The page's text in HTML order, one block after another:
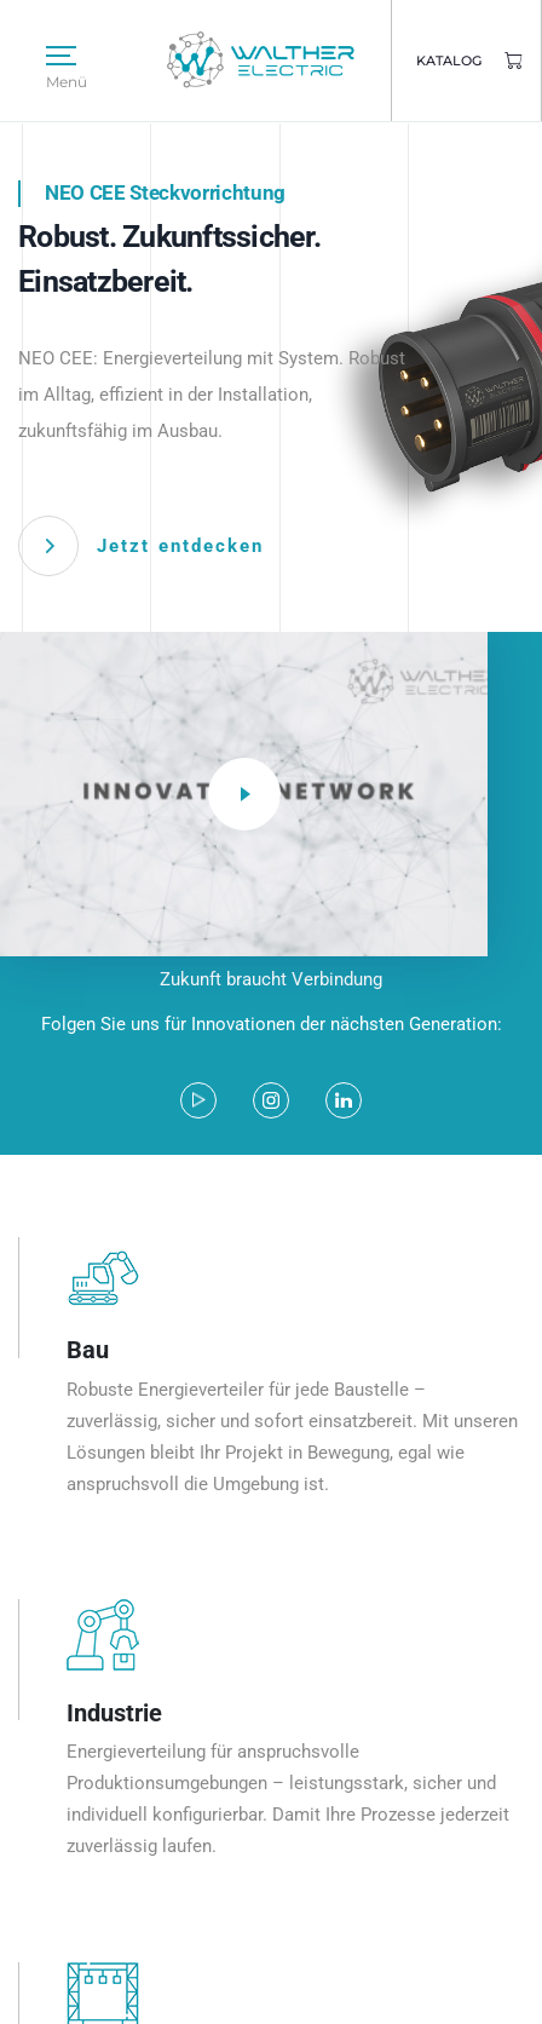
Menü
KATALOG
Intelligente Stromverteilung
beginnt hier.
NEO CEE Steckvorrichtung
Robust. Zukunftssicher.
Einsatzbereit.
NEO CEE: Energieverteilung mit System. Robust
im Alltag, effizient in der Installation,
zukunftsfähig im Ausbau.
Jetzt entdecken
Intelligenz trifft Energie.
Anwendungen – robust, IP-geschützt und
zukunftsfähig.
Zukunft braucht Verbindung
Folgen Sie uns für Innovationen der nächsten Generation:
Bau
Robuste Energieverteiler für jede Baustelle –
zuverlässig, sicher und sofort einsatzbereit. Mit unseren
Lösungen bleibt Ihr Projekt in Bewegung, egal wie
anspruchsvoll die Umgebung ist.
Industrie
Energieverteilung für anspruchsvolle
Produktionsumgebungen – leistungsstark, sicher und
individuell konfigurierbar. Damit Ihre Prozesse jederzeit
zuverlässig laufen.